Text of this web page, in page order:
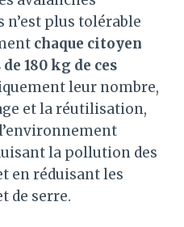
n’est plus tolérable
chaque citoyen
180 kg de ces
leur nombre,
et la réutilisation,
la pollution des
en réduisant les
de serre.